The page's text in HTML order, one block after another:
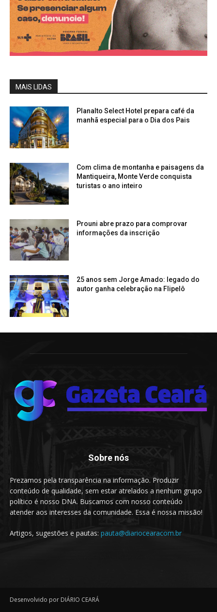
MAIS LIDAS
Planalto Select Hotel prepara café da
manhã especial para o Dia dos Pais
Com clima de montanha e paisagens da
Mantiqueira, Monte Verde conquista
turistas o ano inteiro
Prouni abre prazo para comprovar
informações da inscrição
25 anos sem Jorge Amado: legado do
autor ganha celebração na Flipelô
Sobre nós
Prezamos pela transparência na informação. Produzir
conteúdo de qualidade, sem estar atrelados a nenhum grupo
político é nosso DNA. Buscamos com nosso conteúdo
atender aos interesses da comunidade. Essa é nossa missão!
Artigos, sugestões e pautas: pauta@diariocearacom.br
Desenvolvido por DIÁRIO CEARÁ